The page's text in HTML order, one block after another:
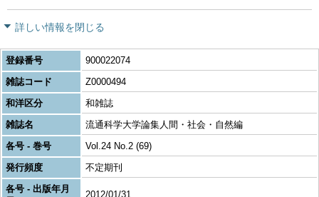
詳しい情報を閉じる
登録番号
900022074
雑誌コード
Z0000494
和洋区分
和雑誌
雑誌名
流通科学大学論集人間・社会・自然編
各号 - 巻号
Vol.24 No.2 (69)
発行頻度
不定期刊
各号 - 出版年月
2012/01/31